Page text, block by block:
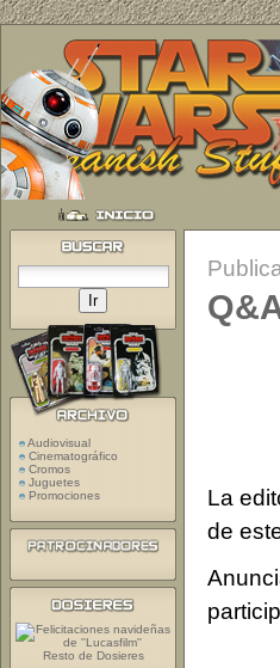
La
de
Audiovisual
Cinematográfico
Cromos
Juguetes
Promociones
Resto de Dosieres